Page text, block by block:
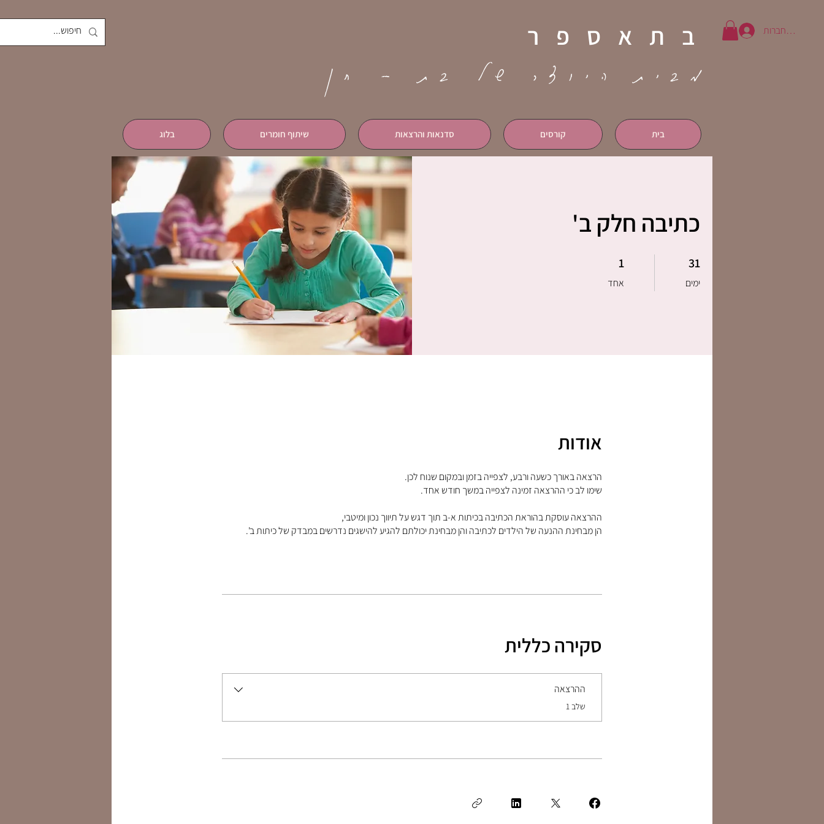
בתאספר
מבית היוצר של בת - חן
להתחברות
בית קורסים סדנאות והרצאות שיתוף חומרים בלוג
כתיבה חלק ב'
31
ימים
1
אחד
אודות
הן מבחינת ההנעה של הילדים לכתיבה והן מבחינת יכולתם להגיע להישגים נדרשים במבדק של כיתות ב'.
סקירה כללית
ההרצאה
.שלב 1